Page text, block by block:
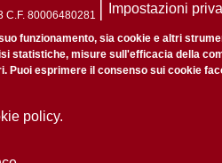
C.F. 80006480281
Impostazioni
funzionamento, sia cookie e altri
statistiche, misure sull'efficacia della
Puoi esprimere il consenso sui cookie
policy.